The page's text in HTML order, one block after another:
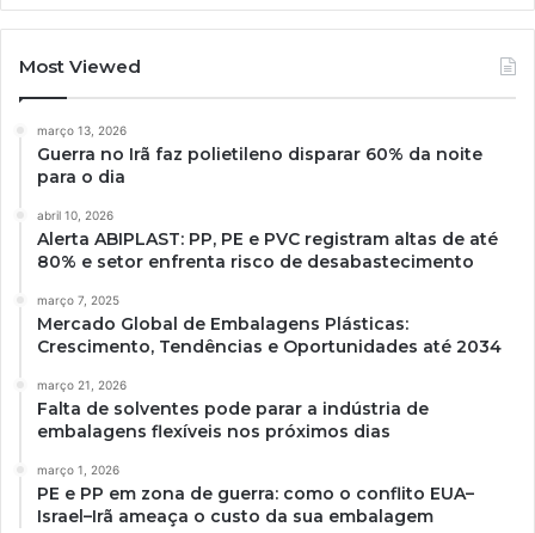
Most Viewed
março 13, 2026
Guerra no Irã faz polietileno disparar 60% da noite
para o dia
abril 10, 2026
Alerta ABIPLAST: PP, PE e PVC registram altas de até
80% e setor enfrenta risco de desabastecimento
março 7, 2025
Mercado Global de Embalagens Plásticas:
Crescimento, Tendências e Oportunidades até 2034
março 21, 2026
Falta de solventes pode parar a indústria de
embalagens flexíveis nos próximos dias
março 1, 2026
PE e PP em zona de guerra: como o conflito EUA–
Israel–Irã ameaça o custo da sua embalagem